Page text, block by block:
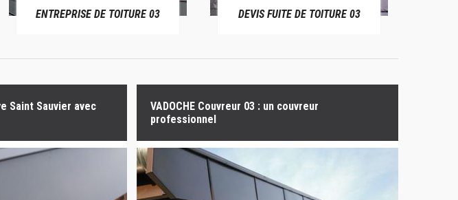
ENTREPRISE DE TOITURE 03 DEVIS FUITE DE TOITURE 03
Saint Sauvier avec
VADOCHE Couvreur 03 : un couvreur
professionnel